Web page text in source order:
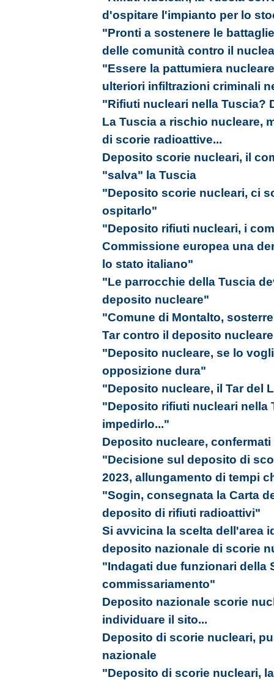
d'ospitare l'impianto per lo
"Pronti a sostenere le
delle comunità contro il
"Essere la pattumiera
ulteriori infiltrazioni criminali
"Rifiuti nucleari nella Tuscia?
La Tuscia a rischio nucleare,
di scorie radioattive...
Deposito scorie nucleari, il
"salva" la Tuscia
"Deposito scorie nucleari, ci
ospitarlo"
"Deposito rifiuti nucleari, i
Commissione europea una
lo stato italiano"
"Le parrocchie della Tuscia
deposito nucleare"
"Comune di Montalto,
Tar contro il deposito
"Deposito nucleare, se lo
opposizione dura"
"Deposito nucleare, il Tar del
"Deposito rifiuti nucleari nella
impedirlo..."
Deposito nucleare,
"Decisione sul deposito di
2023, allungamento di tempi
"Sogin, consegnata la Carta
deposito di rifiuti radioattivi"
Si avvicina la scelta dell'area
deposito nazionale di scorie
"Indagati due funzionari della
commissariamento"
Deposito nazionale scorie
individuare il sito...
Deposito di scorie nucleari,
nazionale
"Deposito di scorie nucleari,